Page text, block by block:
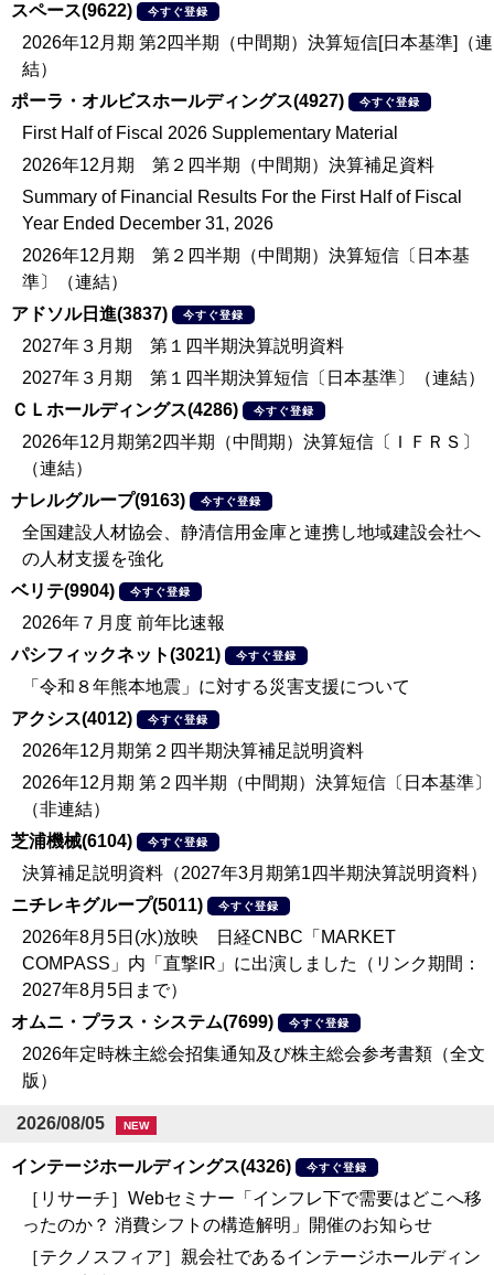
スペース(9622)
今すぐ登録
2026年12月期 第2四半期（中間期）決算短信[日本基準]（連
結）
ポーラ・オルビスホールディングス(4927)
今すぐ登録
First Half of Fiscal 2026 Supplementary Material
2026年12月期 第２四半期（中間期）決算補足資料
Summary of Financial Results For the First Half of Fiscal
Year Ended December 31, 2026
2026年12月期 第２四半期（中間期）決算短信〔日本基
準〕（連結）
アドソル日進(3837)
今すぐ登録
2027年３月期 第１四半期決算説明資料
2027年３月期 第１四半期決算短信〔日本基準〕（連結）
ＣＬホールディングス(4286)
今すぐ登録
2026年12月期第2四半期（中間期）決算短信〔ＩＦＲＳ〕
（連結）
ナレルグループ(9163)
今すぐ登録
全国建設人材協会、静清信用金庫と連携し地域建設会社へ
の人材支援を強化
ベリテ(9904)
今すぐ登録
2026年７月度 前年比速報
パシフィックネット(3021)
今すぐ登録
「令和８年熊本地震」に対する災害支援について
アクシス(4012)
今すぐ登録
2026年12月期第２四半期決算補足説明資料
2026年12月期 第２四半期（中間期）決算短信〔日本基準〕
（非連結）
芝浦機械(6104)
今すぐ登録
決算補足説明資料（2027年3月期第1四半期決算説明資料）
ニチレキグループ(5011)
今すぐ登録
2026年8月5日(水)放映 日経CNBC「MARKET
COMPASS」内「直撃IR」に出演しました（リンク期間：
2027年8月5日まで）
オムニ・プラス・システム(7699)
今すぐ登録
2026年定時株主総会招集通知及び株主総会参考書類（全文
版）
2026/08/05 NEW
インテージホールディングス(4326) 今すぐ登録
［リサーチ］Webセミナー「インフレ下で需要はどこへ移
ったのか？ 消費シフトの構造解明」開催のお知らせ
［テクノスフィア］親会社であるインテージホールディン